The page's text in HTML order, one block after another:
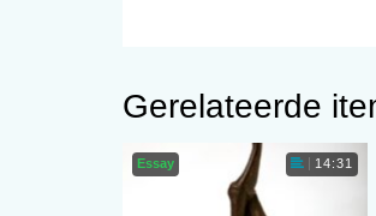
Gerelateerde
Essay 14:31